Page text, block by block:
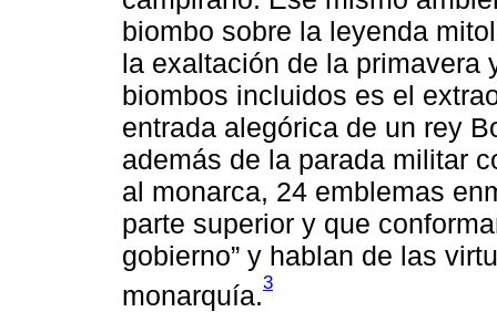
biombo sobre la leyenda
la exaltación de la primavera
biombos incluidos es el
entrada alegórica de un rey
además de la parada militar
al monarca, 24 emblemas
parte superior y que
gobierno” y hablan de las
monarquía.3